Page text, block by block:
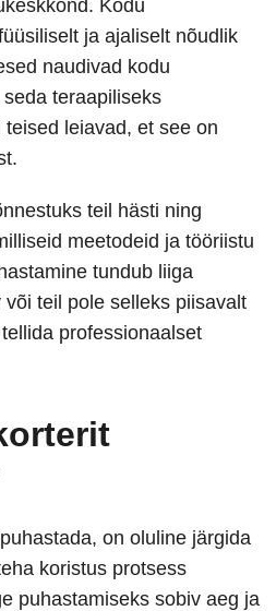
Kodu
ja ajaliselt nõudlik
naudivad kodu
teraapiliseks
leiavad, et see on
teil hästi ning
meetodeid ja tööriistu
tundub liiga
teil pole selleks piisavalt
professionaalset
on oluline järgida
koristus protsess
puhastamiseks sobiv aeg ja